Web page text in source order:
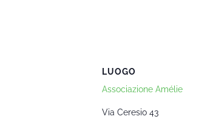
LUOGO
Associazione Amélie
Via Ceresio 43